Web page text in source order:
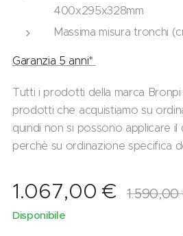
400x295x328mm
Massima misura tronchi
Garanzia 5 anni*
Tutti i prodotti della marca
prodotti che acquistiamo su
quindi non si possono applicare
perchè su ordinazione specifica
1.067,00 € 1.590,00
Disponibile